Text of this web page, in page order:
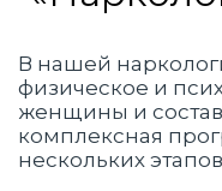
В нашей
физическое и
женщины и
комплексная
нескольких